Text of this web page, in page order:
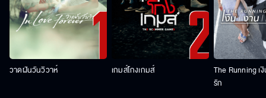
วาดฝันวันวิวาห์ เกมส์โกงเกมส์
The Running เ
รัก